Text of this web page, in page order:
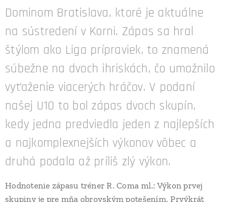
Dominom Bratislava, ktoré je aktuálne
na sústredení v Korni. Zápas sa hral
štýlom ako Liga prípraviek, to znamená
súbežne na dvoch ihriskách, čo umožnilo
vyťaženie viacerých hráčov. V podaní
našej U10 to bol zápas dvoch skupín,
kedy jedna predviedla jeden z najlepších
a najkomplexnejších výkonov vôbec a
druhá podala až príliš zlý výkon.
Hodnotenie zápasu tréner R. Coma ml.: Výkon prvej
skupiny je pre mňa obrovským potešením. Prvýkrát